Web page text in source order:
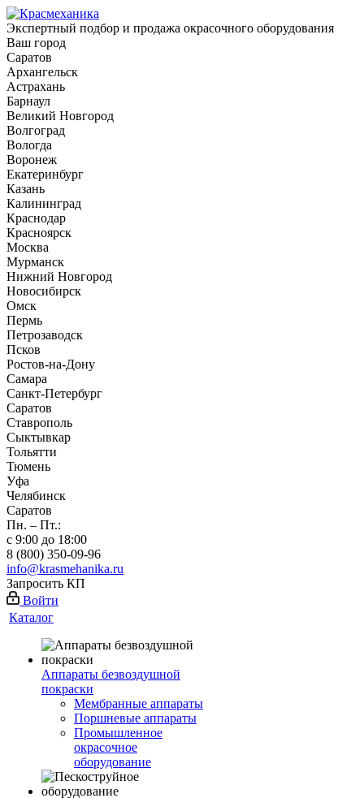
Экспертный подбор и продажа окрасочного оборудования
Ваш город
Саратов
Архангельск
Астрахань
Барнаул
Великий Новгород
Волгоград
Вологда
Воронеж
Екатеринбург
Казань
Калининград
Краснодар
Красноярск
Москва
Мурманск
Нижний Новгород
Новосибирск
Омск
Пермь
Петрозаводск
Псков
Ростов-на-Дону
Самара
Санкт-Петербург
Саратов
Ставрополь
Сыктывкар
Тольятти
Тюмень
Уфа
Челябинск
Саратов
Пн. – Пт.:
с 9:00 до 18:00
8 (800) 350-09-96
info@krasmehanika.ru
Запросить КП
Войти
Каталог
Аппараты безвоздушной
покраски
Мембранные аппараты
Поршневые аппараты
Промышленное
окрасочное
оборудование